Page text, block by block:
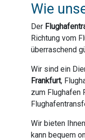
Wie
Der
Richtung vom
überraschend
Wir sind ein
Frankfurt,
zum Flughafen
Wir bieten
kann bequem